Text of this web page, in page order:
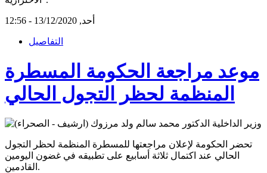
أحد, 13/12/2020 - 12:56
التفاصيل
موعد مراجعة الحكومة المسطرة
المنظمة لحظر التجول الحالي
تحضر الحكومة لإعلان مراجعتها للمسطرة المنظمة لحظر التجول
الحالي عند اكتمال ثلاثة أسابيع على تطبيقه في غضون اليومين
القادمين.